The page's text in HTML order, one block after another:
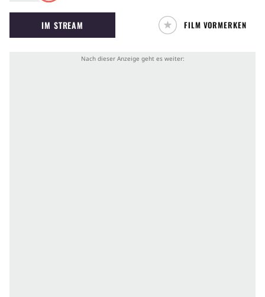
Gefährten quer durch Mittelerde, wo z.B.
Pippin und Merry in den Ents Verbündete im
Kampf gegen das Heer Sarumans finden.
IM STREAM FILM VORMERKEN